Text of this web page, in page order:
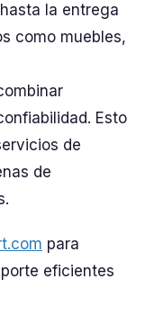
la entrega
como muebles,
Esto
de
de
para
eficientes